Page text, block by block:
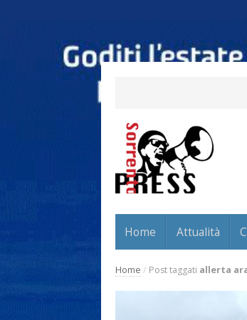
Home Attualità
Home / Post taggati allerta